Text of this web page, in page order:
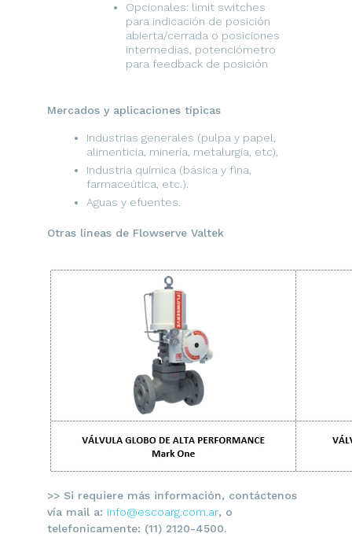
Opcionales: limit switches
para indicación de posición
abierta/cerrada o posiciones
intermedias, potenciómetro
para feedback de posición
Mercados y aplicaciones típicas
Industrias generales (pulpa y papel,
alimenticia, minería, metalurgia, etc),
Industria química (básica y fina,
farmaceútica, etc.).
Aguas y efuentes.
Otras líneas de Flowserve Valtek
>> Si requiere más información, contáctenos
vía mail a: info@escoarg.com.ar, o
telefonicamente: (11) 2120-4500.